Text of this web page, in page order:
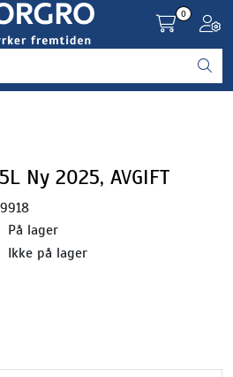
0
Ny 2025, AVGIFT
På lager
Ikke på lager